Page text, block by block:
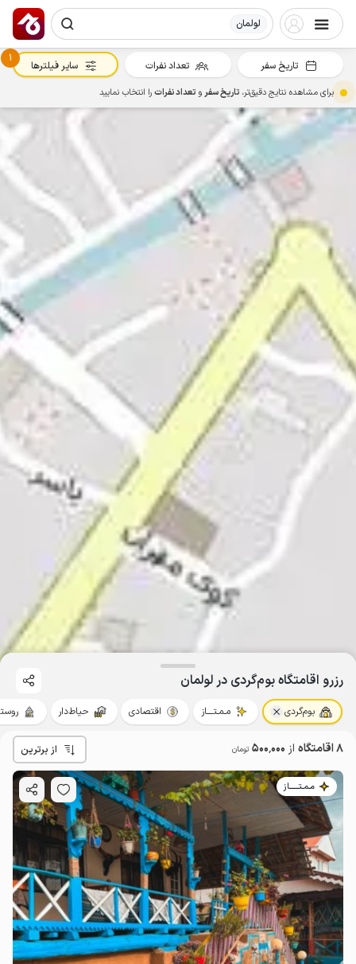
لولمان
رزرو اقامتگاه بوم‌گردی در لولمان
بوم‌گردی مـمـتــــاز اقتصادی حیاط‌دار
8 اقامتگاه از 500٬000 تومان از برترین
مـمـتــــــاز
تاریخ سفر تعداد نفرات
1
سایر فیلترها
برای مشاهده نتایج دقیق‌تر، تاریخ سفرو تعداد نفراترا انتخاب نمایید